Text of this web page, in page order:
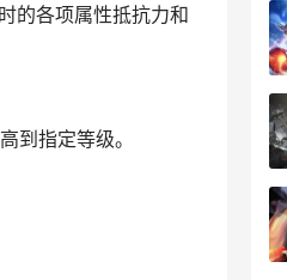
的各项属性抵抗力和
到指定等级。